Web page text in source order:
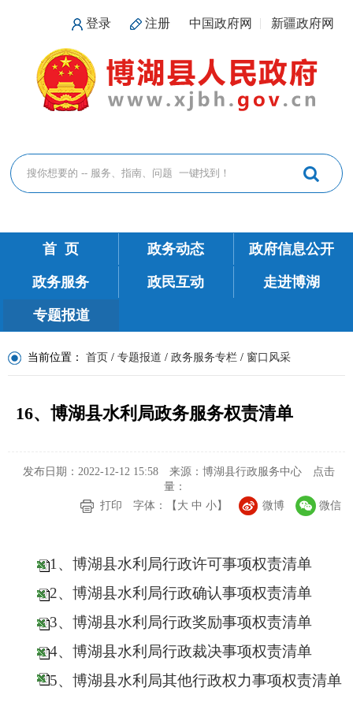
登录 注册 中国政府网 新疆政府网
首 页 政务动态 政府信息公开
政务服务 政民互动 走进博湖
专题报道
当前位置： 首页 / 专题报道 / 政务服务专栏 / 窗口风采
16、博湖县水利局政务服务权责清单
发布日期：2022-12-12 15:58 来源：博湖县行政服务中心
点击
量：
打印
字体：【 大 中 小】 微博 微信
1、博湖县水利局行政许可事项权责清单
2、博湖县水利局行政确认事项权责清单
3、博湖县水利局行政奖励事项权责清单
4、博湖县水利局行政裁决事项权责清单
5、博湖县水利局其他行政权力事项权责清单